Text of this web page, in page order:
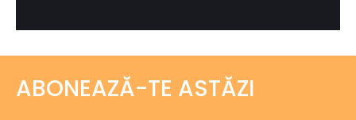
ABONEAZĂ-TE ASTĂZI